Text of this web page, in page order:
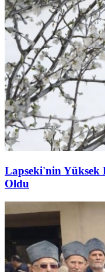
Lapseki'nin Yüksek
Oldu